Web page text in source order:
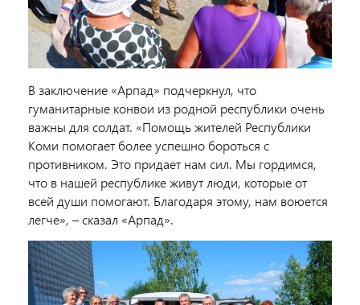
В заключение «Арпад» подчеркнул, что
гуманитарные конвои из родной республики очень
важны для солдат. «Помощь жителей Республики
Коми помогает более успешно бороться с
противником. Это придает нам сил. Мы гордимся,
что в нашей республике живут люди, которые от
всей души помогают. Благодаря этому, нам воюется
легче», – сказал «Арпад».